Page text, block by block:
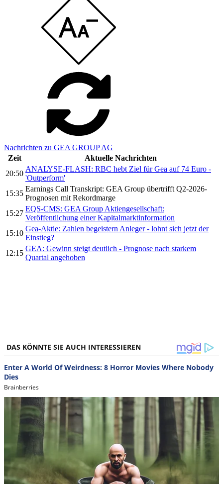
Nachrichten zu GEA GROUP AG
Zeit
Aktuelle Nachrichten
20:50
ANALYSE-FLASH: RBC hebt Ziel für Gea auf 74 Euro -
'Outperform'
15:35
Earnings Call Transkript: GEA Group übertrifft Q2-2026-
Prognosen mit Rekordmarge
15:27
EQS-CMS: GEA Group Aktiengesellschaft:
Veröffentlichung einer Kapitalmarktinformation
15:10
Gea-Aktie: Zahlen begeistern Anleger - lohnt sich jetzt der
Einstieg?
12:15
GEA: Gewinn steigt deutlich - Prognose nach starkem
Quartal angehoben